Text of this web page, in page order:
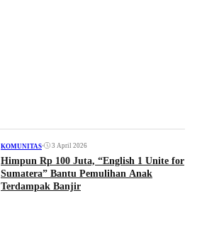
KOMUNITAS• 3 April 2026
Himpun Rp 100 Juta, “English 1 Unite for
Sumatera” Bantu Pemulihan Anak
Terdampak Banjir